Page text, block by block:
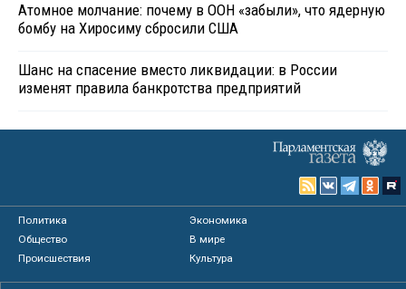
Атомное молчание: почему в ООН «забыли», что ядерную
бомбу на Хиросиму сбросили США
Шанс на спасение вместо ликвидации: в России
изменят правила банкротства предприятий
Политика
Экономика
Общество
В мире
Происшествия
Культура